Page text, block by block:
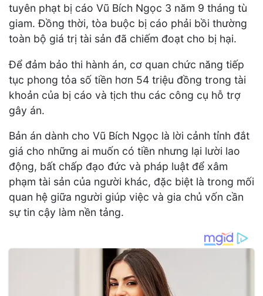
tuyên phạt bị cáo Vũ Bích Ngọc 3 năm 9 tháng tù
giam. Đồng thời, tòa buộc bị cáo phải bồi thường
toàn bộ giá trị tài sản đã chiếm đoạt cho bị hại.
Để đảm bảo thi hành án, cơ quan chức năng tiếp
tục phong tỏa số tiền hơn 54 triệu đồng trong tài
khoản của bị cáo và tịch thu các công cụ hỗ trợ
gây án.
Bản án dành cho Vũ Bích Ngọc là lời cảnh tỉnh đắt
giá cho những ai muốn có tiền nhưng lại lười lao
động, bất chấp đạo đức và pháp luật để xâm
phạm tài sản của người khác, đặc biệt là trong mối
quan hệ giữa người giúp việc và gia chủ vốn cần
sự tin cậy làm nền tảng.